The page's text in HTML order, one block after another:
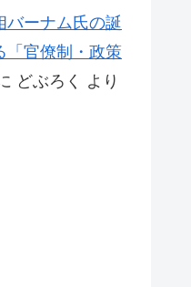
バーナム氏の誕
「官僚制・政策
どぶろく より